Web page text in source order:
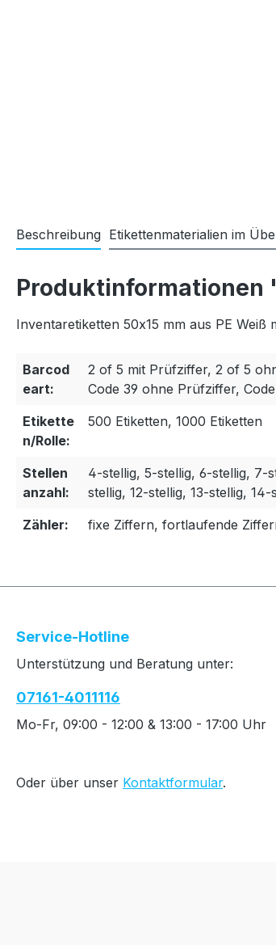
Beschreibung Etikettenmaterialien im
Produktinformationen
Inventaretiketten 50x15 mm aus PE
Barcod
eart:
2 of 5 mit Prüfziffer, 2 of 5
Code 39 ohne Prüfziffer,
Etikette
n/Rolle:
500 Etiketten, 1000 Etiketten
Stellen
anzahl:
4-stellig, 5-stellig, 6-stellig, 7-
stellig, 12-stellig, 13-stellig,
Zähler:
fixe Ziffern, fortlaufende
Service-Hotline
Unterstützung und Beratung unter:
07161-4011116
Mo-Fr, 09:00 - 12:00 & 13:00 - 17:00 Uhr
Oder über unser Kontaktformular.